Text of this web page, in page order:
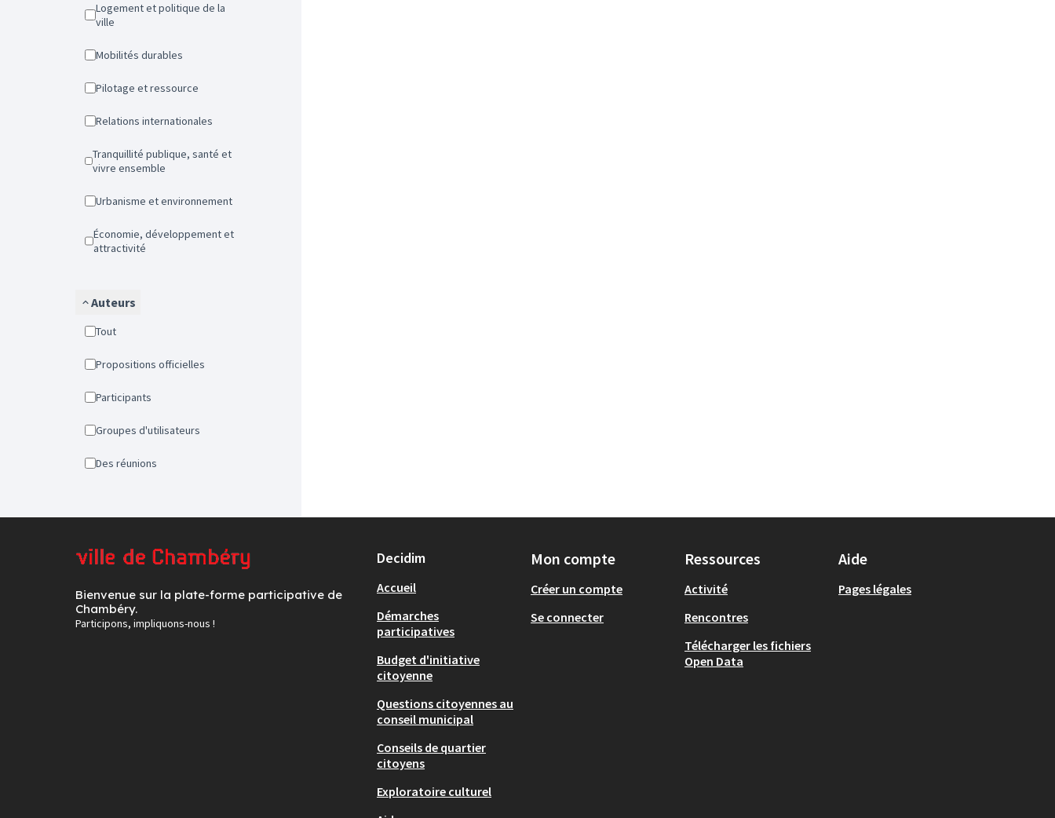
Logement et politique de la
ville
Mobilités durables
Pilotage et ressource
Relations internationales
Tranquillité publique, santé et
vivre ensemble
Urbanisme et environnement
Économie, développement et
attractivité
Auteurs
Tout
Propositions officielles
Participants
Groupes d'utilisateurs
Des réunions
Bienvenue sur la plate-forme participative de
Chambéry.
Participons, impliquons-nous !
Decidim
Accueil
Démarches
participatives
Budget d'initiative
citoyenne
Questions citoyennes au
conseil municipal
Conseils de quartier
citoyens
Exploratoire culturel
Mon compte
Créer un compte
Se connecter
Ressources
Activité
Rencontres
Télécharger les fichiers
Open Data
Aide
Pages légales